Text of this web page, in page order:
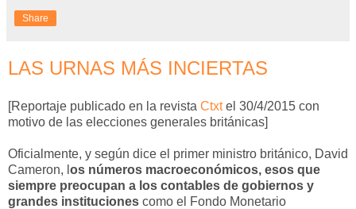
Share
LAS URNAS MÁS INCIERTAS
[Reportaje publicado en la revista Ctxtel 30/4/2015 con
motivo de las elecciones generales británicas]
Oficialmente, y según dice el primer ministro británico, David
Cameron, l os números macroeconómicos, esos que
siempre preocupan a los contables de gobiernos y
grandes instituciones como el Fondo Monetario